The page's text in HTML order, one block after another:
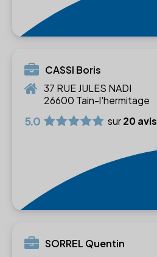
CASSI Boris
37 RUE JULES NADI
26600 Tain-l'hermitage
5.0 sur20 avis
SORREL Quentin